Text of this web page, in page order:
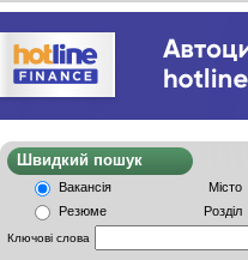
Швидкий
Вакансія
Місто
Резюме
Розділ
Ключові слова